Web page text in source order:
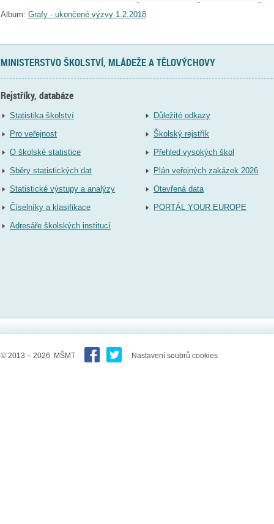
Album: Grafy - ukončené výzvy 1.2.2018
MINISTERSTVO ŠKOLSTVÍ, MLÁDEŽE A TĚLOVÝCHOVY
Rejstříky, databáze
Statistika školství
Pro veřejnost
O školské statistice
Sběry statistických dat
Statistické výstupy a analýzy
Číselníky a klasifikace
Adresáře školských institucí
Důležité odkazy
Školský rejstřík
Přehled vysokých škol
Plán veřejných zakázek 2026
Otevřená data
PORTÁL YOUR EUROPE
© 2013 – 2026 MŠMT Nastavení soubrů cookies